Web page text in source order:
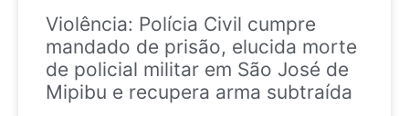
Violência: Polícia Civil cumpre
mandado de prisão, elucida morte
de policial militar em São José de
Mipibu e recupera arma subtraída